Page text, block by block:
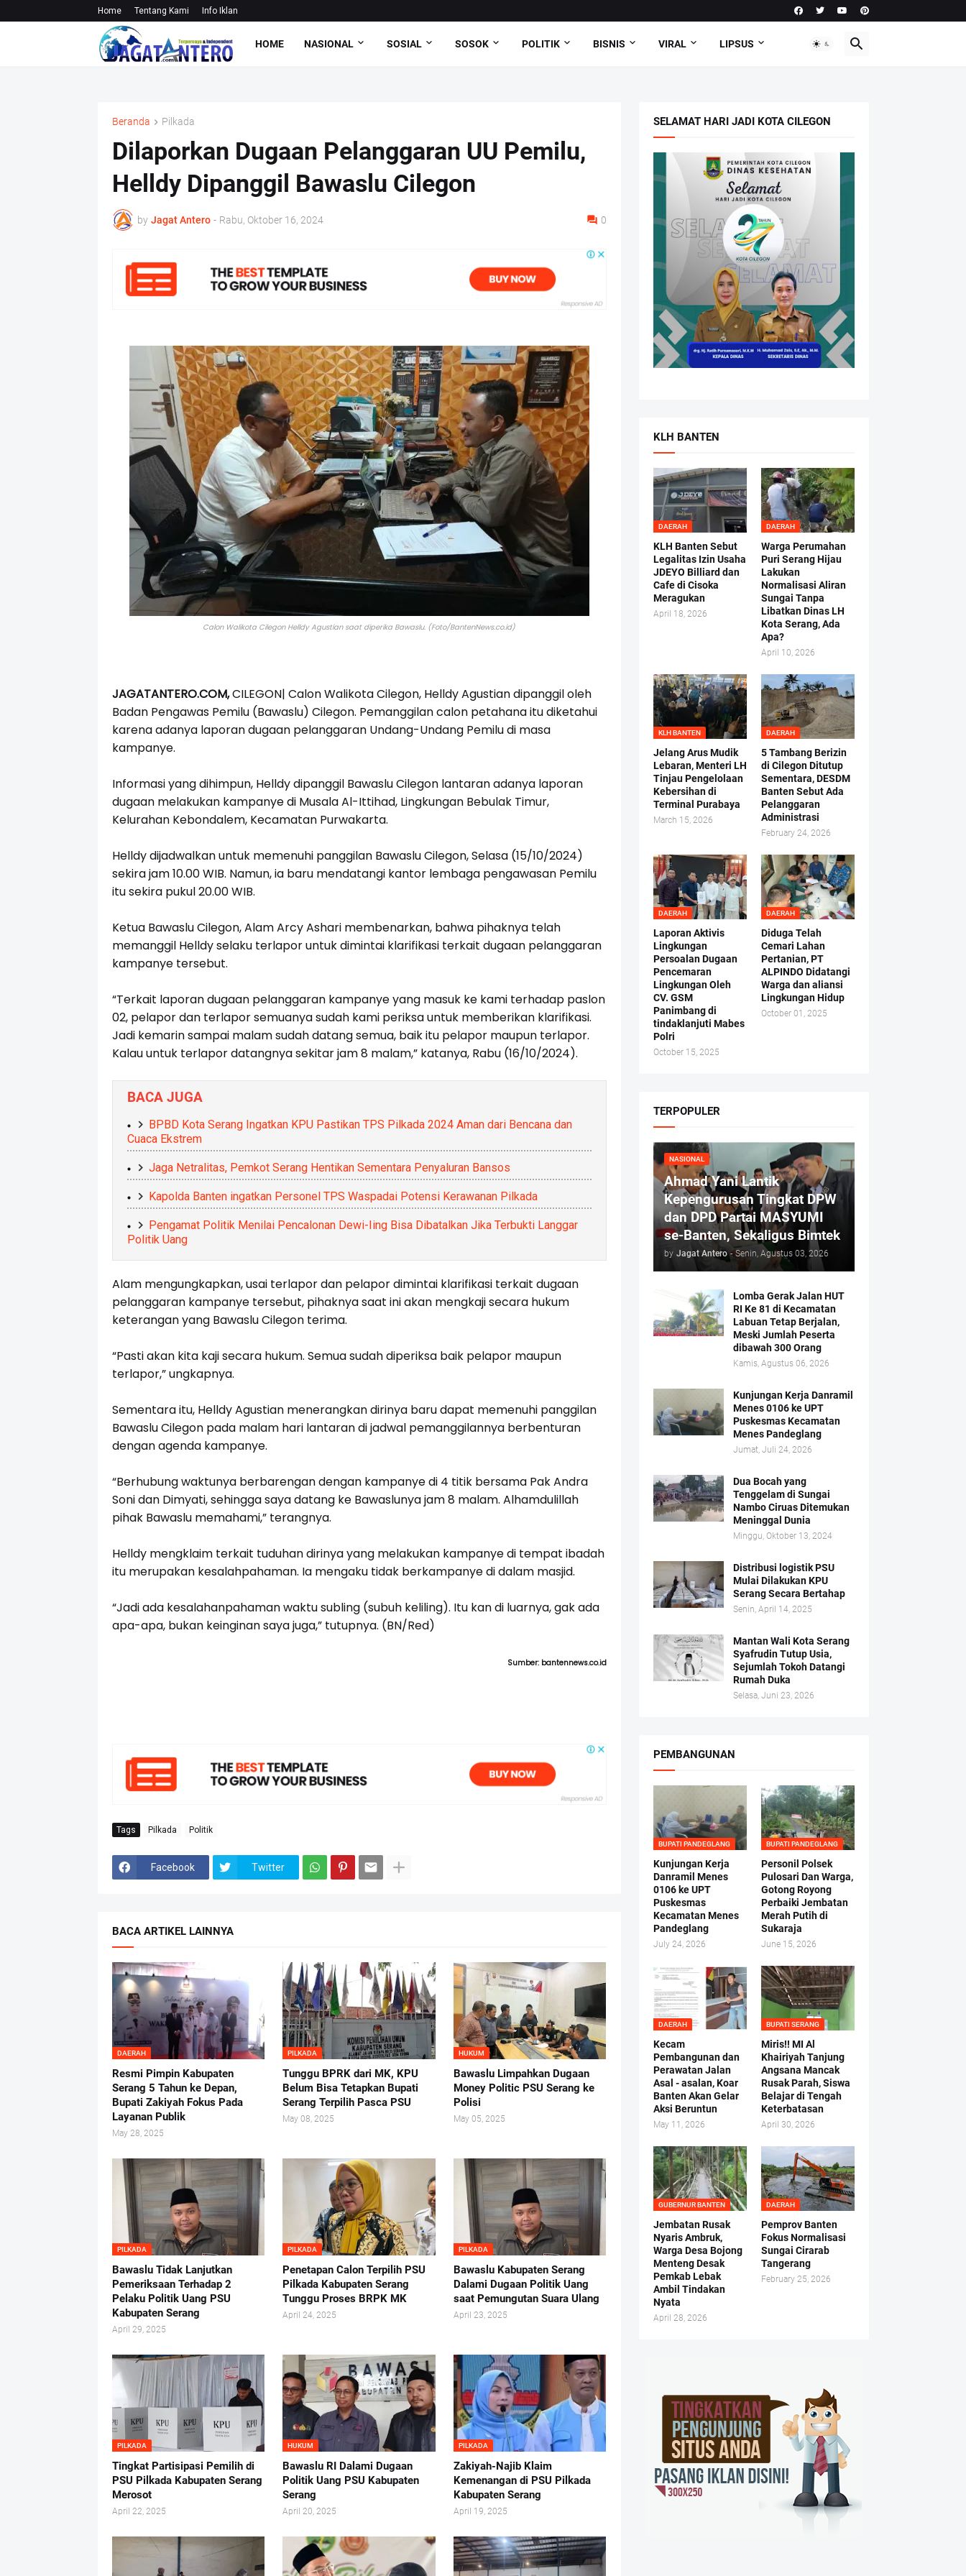
Home Tentang Kami Info Iklan
HOME NASIONAL SOSIAL SOSOK POLITIK BISNIS VIRAL LIPSUS
Beranda Pilkada
Dilaporkan Dugaan Pelanggaran UU Pemilu,
Helldy Dipanggil Bawaslu Cilegon
by Jagat Antero - Rabu, Oktober 16, 2024 0
Calon Walikota Cilegon Helldy Agustian saat diperika Bawaslu. (Foto/BantenNews.co.id)
JAGATANTERO.COM,CILEGON| Calon Walikota Cilegon, Helldy Agustian dipanggil oleh
Badan Pengawas Pemilu (Bawaslu) Cilegon. Pemanggilan calon petahana itu diketahui
karena adanya laporan dugaan pelanggaran Undang-Undang Pemilu di masa
kampanye.
Informasi yang dihimpun, Helldy dipanggil Bawaslu Cilegon lantaran adanya laporan
dugaan melakukan kampanye di Musala Al-Ittihad, Lingkungan Bebulak Timur,
Kelurahan Kebondalem, Kecamatan Purwakarta.
Helldy dijadwalkan untuk memenuhi panggilan Bawaslu Cilegon, Selasa (15/10/2024)
sekira jam 10.00 WIB. Namun, ia baru mendatangi kantor lembaga pengawasan Pemilu
itu sekira pukul 20.00 WIB.
Ketua Bawaslu Cilegon, Alam Arcy Ashari membenarkan, bahwa pihaknya telah
memanggil Helldy selaku terlapor untuk dimintai klarifikasi terkait dugaan pelanggaran
kampanye tersebut.
“Terkait laporan dugaan pelanggaran kampanye yang masuk ke kami terhadap paslon
02, pelapor dan terlapor semuanya sudah kami periksa untuk memberikan klarifikasi.
Jadi kemarin sampai malam sudah datang semua, baik itu pelapor maupun terlapor.
Kalau untuk terlapor datangnya sekitar jam 8 malam,” katanya, Rabu (16/10/2024).
BACA JUGA
BPBD Kota Serang Ingatkan KPU Pastikan TPS Pilkada 2024 Aman dari Bencana dan
Cuaca Ekstrem
Jaga Netralitas, Pemkot Serang Hentikan Sementara Penyaluran Bansos
Kapolda Banten ingatkan Personel TPS Waspadai Potensi Kerawanan Pilkada
Pengamat Politik Menilai Pencalonan Dewi-Iing Bisa Dibatalkan Jika Terbukti Langgar
Politik Uang
Alam mengungkapkan, usai terlapor dan pelapor dimintai klarifikasi terkait dugaan
pelanggaran kampanye tersebut, pihaknya saat ini akan mengkaji secara hukum
keterangan yang Bawaslu Cilegon terima.
“Pasti akan kita kaji secara hukum. Semua sudah diperiksa baik pelapor maupun
terlapor,” ungkapnya.
Sementara itu, Helldy Agustian menerangkan dirinya baru dapat memenuhi panggilan
Bawaslu Cilegon pada malam hari lantaran di jadwal pemanggilannya berbenturan
dengan agenda kampanye.
“Berhubung waktunya berbarengan dengan kampanye di 4 titik bersama Pak Andra
Soni dan Dimyati, sehingga saya datang ke Bawaslunya jam 8 malam. Alhamdulillah
pihak Bawaslu memahami,” terangnya.
Helldy mengklaim terkait tuduhan dirinya yang melakukan kampanye di tempat ibadah
itu merupakan kesalahpahaman. Ia mengaku tidak berkampanye di dalam masjid.
“Jadi ada kesalahanpahaman waktu subling (subuh keliling). Itu kan di luarnya, gak ada
apa-apa, bukan keinginan saya juga,” tutupnya. (BN/Red)
Sumber: bantennews.co.id
Tags Pilkada Politik
Facebook Twitter
BACA ARTIKEL LAINNYA
DAERAH
Resmi Pimpin Kabupaten
Serang 5 Tahun ke Depan,
Bupati Zakiyah Fokus Pada
Layanan Publik
May 28, 2025
PILKADA
Tunggu BPRK dari MK, KPU
Belum Bisa Tetapkan Bupati
Serang Terpilih Pasca PSU
May 08, 2025
HUKUM
Bawaslu Limpahkan Dugaan
Money Politic PSU Serang ke
Polisi
May 05, 2025
PILKADA
Bawaslu Tidak Lanjutkan
Pemeriksaan Terhadap 2
Pelaku Politik Uang PSU
Kabupaten Serang
April 29, 2025
PILKADA
Penetapan Calon Terpilih PSU
Pilkada Kabupaten Serang
Tunggu Proses BRPK MK
April 24, 2025
PILKADA
Bawaslu Kabupaten Serang
Dalami Dugaan Politik Uang
saat Pemungutan Suara Ulang
April 23, 2025
PILKADA
Tingkat Partisipasi Pemilih di
PSU Pilkada Kabupaten Serang
Merosot
April 22, 2025
HUKUM
Bawaslu RI Dalami Dugaan
Politik Uang PSU Kabupaten
Serang
April 20, 2025
PILKADA
Zakiyah-Najib Klaim
Kemenangan di PSU Pilkada
Kabupaten Serang
April 19, 2025
SELAMAT HARI JADI KOTA CILEGON
KLH BANTEN
DAERAH
KLH Banten Sebut
Legalitas Izin Usaha
JDEYO Billiard dan
Cafe di Cisoka
Meragukan
April 18, 2026
DAERAH
Warga Perumahan
Puri Serang Hijau
Lakukan
Normalisasi Aliran
Sungai Tanpa
Libatkan Dinas LH
Kota Serang, Ada
Apa?
April 10, 2026
KLH BANTEN
Jelang Arus Mudik
Lebaran, Menteri LH
Tinjau Pengelolaan
Kebersihan di
Terminal Purabaya
March 15, 2026
DAERAH
5 Tambang Berizin
di Cilegon Ditutup
Sementara, DESDM
Banten Sebut Ada
Pelanggaran
Administrasi
February 24, 2026
DAERAH
Laporan Aktivis
Lingkungan
Persoalan Dugaan
Pencemaran
Lingkungan Oleh
CV. GSM
Panimbang di
tindaklanjuti Mabes
Polri
October 15, 2025
DAERAH
Diduga Telah
Cemari Lahan
Pertanian, PT
ALPINDO Didatangi
Warga dan aliansi
Lingkungan Hidup
October 01, 2025
TERPOPULER
NASIONAL
Ahmad Yani Lantik
Kepengurusan Tingkat DPW
dan DPD Partai MASYUMI
se-Banten, Sekaligus Bimtek
by Jagat Antero - Senin, Agustus 03, 2026
Lomba Gerak Jalan HUT
RI Ke 81 di Kecamatan
Labuan Tetap Berjalan,
Meski Jumlah Peserta
dibawah 300 Orang
Kamis, Agustus 06, 2026
Kunjungan Kerja Danramil
Menes 0106 ke UPT
Puskesmas Kecamatan
Menes Pandeglang
Jumat, Juli 24, 2026
Dua Bocah yang
Tenggelam di Sungai
Nambo Ciruas Ditemukan
Meninggal Dunia
Minggu, Oktober 13, 2024
Distribusi logistik PSU
Mulai Dilakukan KPU
Serang Secara Bertahap
Senin, April 14, 2025
Mantan Wali Kota Serang
Syafrudin Tutup Usia,
Sejumlah Tokoh Datangi
Rumah Duka
Selasa, Juni 23, 2026
PEMBANGUNAN
BUPATI PANDEGLANG
Kunjungan Kerja
Danramil Menes
0106 ke UPT
Puskesmas
Kecamatan Menes
Pandeglang
July 24, 2026
BUPATI PANDEGLANG
Personil Polsek
Pulosari Dan Warga,
Gotong Royong
Perbaiki Jembatan
Merah Putih di
Sukaraja
June 15, 2026
DAERAH
Kecam
Pembangunan dan
Perawatan Jalan
Asal - asalan, Koar
Banten Akan Gelar
Aksi Beruntun
May 11, 2026
BUPATI SERANG
Miris!! MI Al
Khairiyah Tanjung
Angsana Mancak
Rusak Parah, Siswa
Belajar di Tengah
Keterbatasan
April 30, 2026
GUBERNUR BANTEN
Jembatan Rusak
Nyaris Ambruk,
Warga Desa Bojong
Menteng Desak
Pemkab Lebak
Ambil Tindakan
Nyata
April 28, 2026
DAERAH
Pemprov Banten
Fokus Normalisasi
Sungai Cirarab
Tangerang
February 25, 2026